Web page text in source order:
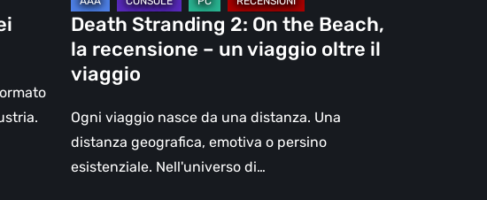
un
viaggio
oltre
il
viaggio
Death Stranding 2: On the Beach,
la recensione – un viaggio oltre il
viaggio
Ogni viaggio nasce da una distanza. Una
distanza geografica, emotiva o persino
esistenziale. Nell'universo di…